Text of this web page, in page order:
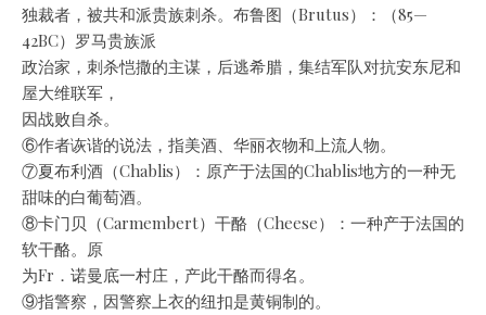
独裁者，被共和派贵族刺杀。布鲁图（Brutus）：（85—
42BC）罗马贵族派
政治家，刺杀恺撒的主谋，后逃希腊，集结军队对抗安东尼和
屋大维联军，
因战败自杀。
⑥作者诙谐的说法，指美酒、华丽衣物和上流人物。
⑦夏布利酒（Chablis）：原产于法国的Chablis地方的一种无
甜味的白葡萄酒。
⑧卡门贝（Carmembert）干酪（Cheese）：一种产于法国的
软干酪。原
为Fr．诺曼底一村庄，产此干酪而得名。
⑨指警察，因警察上衣的纽扣是黄铜制的。